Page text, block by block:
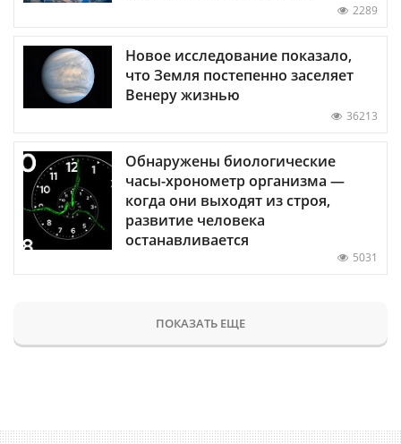
2289
Новое исследование показало,
что Земля постепенно заселяет
Венеру жизнью
36213
Обнаружены биологические
часы-хронометр организма —
когда они выходят из строя,
развитие человека
останавливается
5031
ПОКАЗАТЬ ЕЩЕ